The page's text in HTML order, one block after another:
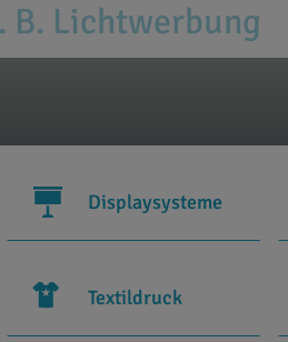
Displaysysteme
Textildruck